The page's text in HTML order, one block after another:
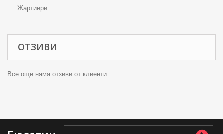
Жартиери
ОТЗИВИ
Все още няма отзиви от клиенти.